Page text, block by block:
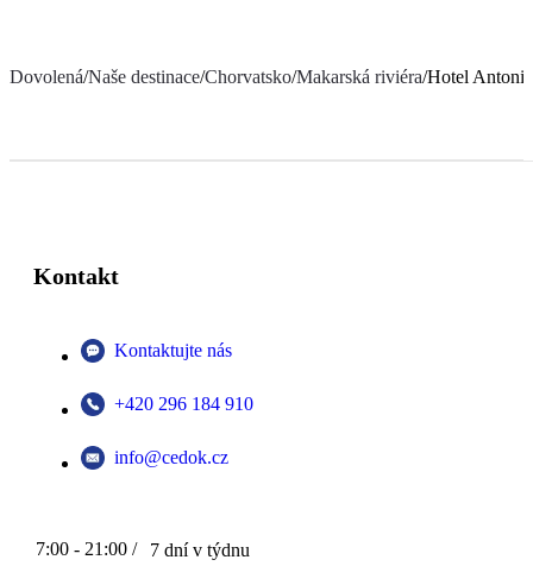
Dovolená/Naše destinace/Chorvatsko/Makarská riviéra/Hotel
Kontakt
Kontaktujte nás
+420 296 184 910
info@cedok.cz
7:00 - 21:00 / 7 dní v týdnu